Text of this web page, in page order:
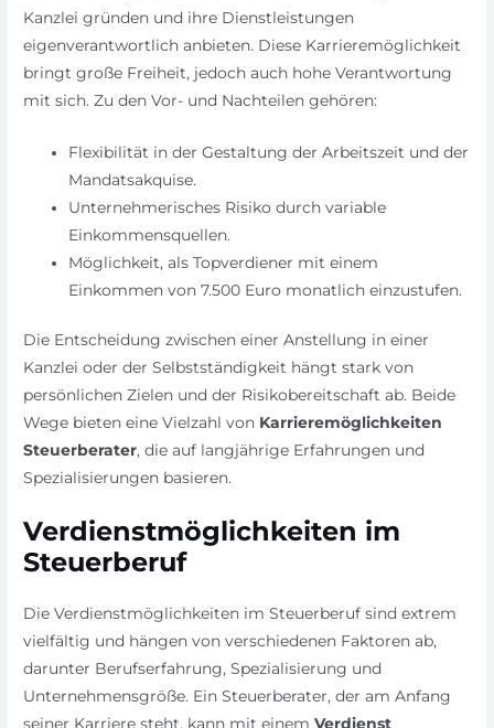
Kanzlei gründen und ihre Dienstleistungen
eigenverantwortlich anbieten. Diese Karrieremöglichkeit
bringt große Freiheit, jedoch auch hohe Verantwortung
mit sich. Zu den Vor- und Nachteilen gehören:
Flexibilität in der Gestaltung der Arbeitszeit und der
Mandatsakquise.
Unternehmerisches Risiko durch variable
Einkommensquellen.
Möglichkeit, als Topverdiener mit einem
Einkommen von 7.500 Euro monatlich einzustufen.
Die Entscheidung zwischen einer Anstellung in einer
Kanzlei oder der Selbstständigkeit hängt stark von
persönlichen Zielen und der Risikobereitschaft ab. Beide
Wege bieten eine Vielzahl von Karrieremöglichkeiten
Steuerberater, die auf langjährige Erfahrungen und
Spezialisierungen basieren.
Verdienstmöglichkeiten im
Steuerberuf
Die Verdienstmöglichkeiten im Steuerberuf sind extrem
vielfältig und hängen von verschiedenen Faktoren ab,
darunter Berufserfahrung, Spezialisierung und
Unternehmensgröße. Ein Steuerberater, der am Anfang
seiner Karriere steht, kann mit einemVer­dienst